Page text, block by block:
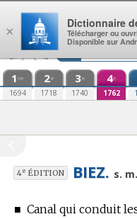
Aller au contenu
1 re
1694
2e
1718
3e
1740
4e
1762
4eÉDITION BIEZ. s. m.
■ Canal qui conduit
×
Dictionnaire
Télécharger ou
Disponible sur